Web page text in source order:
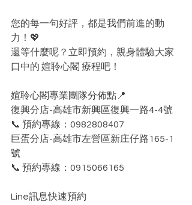
您的每一句好評，都是我們前進的動
力！💖
還等什麼呢？立即預約，親身體驗大家
口中的 媗聆心閣 療程吧！
媗聆心閣專業團隊分佈點📍
復興分店-高雄市新興區復興一路4-4號
📞 預約專線：0982808407
巨蛋分店-高雄市左營區新庄仔路165-1
號
📞 預約專線：0915066165
Line訊息快速預約